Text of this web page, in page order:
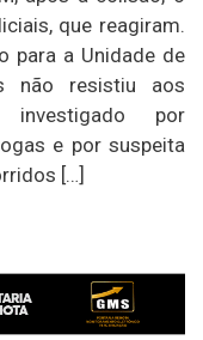
que reagiram.
para a Unidade de
não resistiu aos
por
e por suspeita
[…]